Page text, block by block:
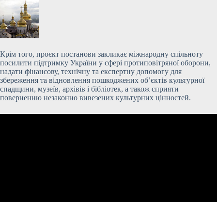
Крім того, проєкт постанови закликає міжнародну спільноту
посилити підтримку України у сфері протиповітряної оборони,
надати фінансову, технічну та експертну допомогу для
збереження та відновлення пошкоджених об’єктів культурної
спадщини, музеїв, архівів і бібліотек, а також сприяти
поверненню незаконно вивезених культурних цінностей.